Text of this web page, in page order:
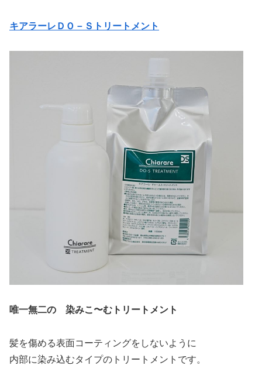
キアラーレＤＯ－Ｓトリートメント
唯一無二の 染みこ〜むトリートメント
髪を傷める表面コーティングをしないように
内部に染み込むタイプのトリートメントです。